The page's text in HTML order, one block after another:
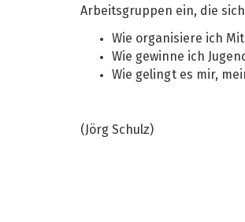
Arbeitsgruppen ein, die
Wie organisiere ich
Wie gewinne ich
Wie gelingt es mir,
(Jörg Schulz)